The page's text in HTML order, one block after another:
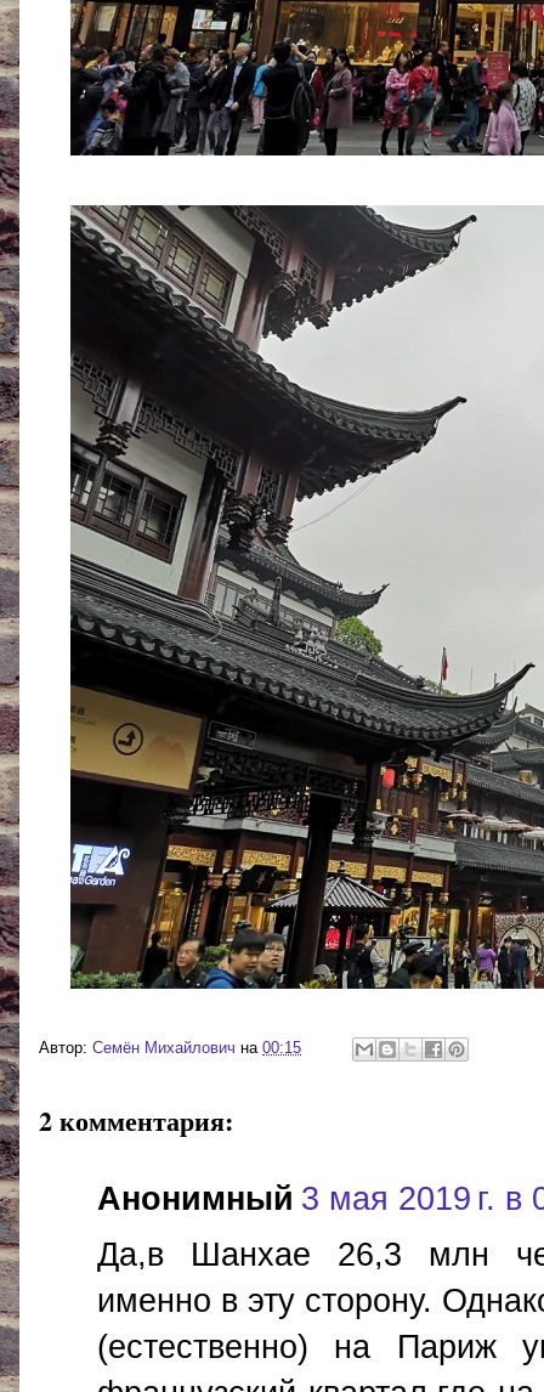
Автор: Cемён Михайлович на 00:15
2 комментария:
Анонимный 3 мая 2019 г. в
Да,в Шанхае 26,3 млн
именно в эту сторону.
(естественно) на Париж